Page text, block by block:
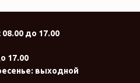
08.00 до 17.00
17.00
выходной